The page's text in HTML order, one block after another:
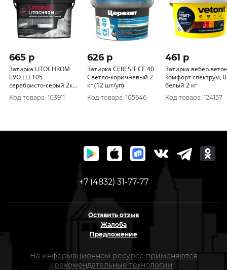
665 p
Затирка LITOCHROM
EVO LLE105
серебристо-серый 2кг
LUX
Код товара: 103911
626 p
Затирка CERESIT CE 40
Светло-коричневый 2
кг (12 шт/уп)
Код товара: 105646
461 p
Затирка
комфорт спектрум, 01
белый 2 кг
Код товара: 124157
+7 (4832) 31-77-77
Оставить отзыв
Жалоба
Предложение
На информационном ресурсе применяются
рекомендательные технологии